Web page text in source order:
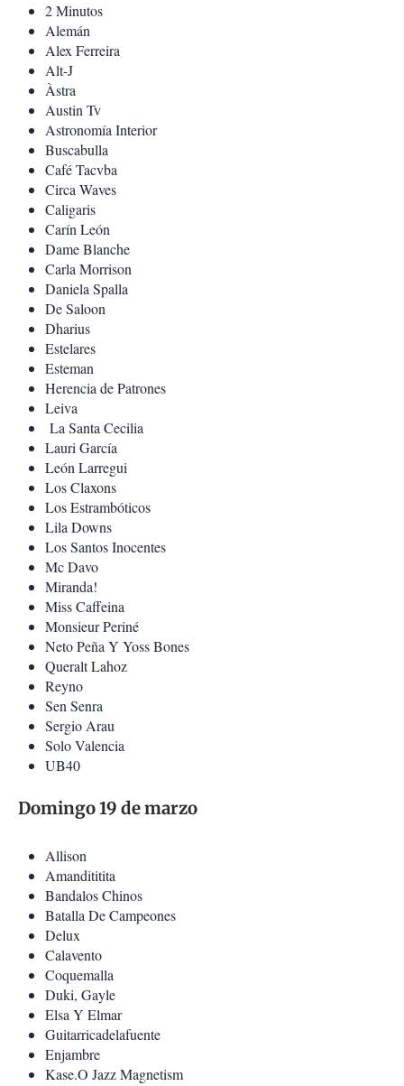
2 Minutos
Alemán
Alex Ferreira
Alt-J
Àstra
Austin Tv
Astronomía Interior
Buscabulla
Café Tacvba
Circa Waves
Caligaris
Carín León
Dame Blanche
Carla Morrison
Daniela Spalla
De Saloon
Dharius
Estelares
Esteman
Herencia de Patrones
Leiva
La Santa Cecilia
Lauri García
León Larregui
Los Claxons
Los Estrambóticos
Lila Downs
Los Santos Inocentes
Mc Davo
Miranda!
Miss Caffeina
Monsieur Periné
Neto Peña Y Yoss Bones
Queralt Lahoz
Reyno
Sen Senra
Sergio Arau
Solo Valencia
UB40
Domingo 19 de marzo
Allison
Amandititita
Bandalos Chinos
Batalla De Campeones
Delux
Calavento
Coquemalla
Duki, Gayle
Elsa Y Elmar
Guitarricadelafuente
Enjambre
Kase.O Jazz Magnetism